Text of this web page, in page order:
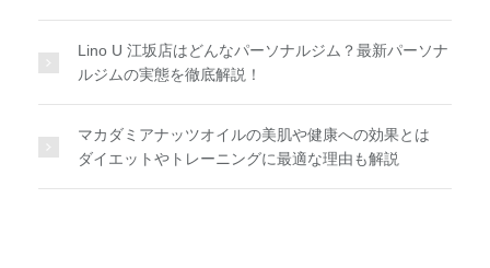
Lino U 江坂店はどんなパーソナルジム？最新パーソナ
ルジムの実態を徹底解説！
マカダミアナッツオイルの美肌や健康への効果とは
ダイエットやトレーニングに最適な理由も解説